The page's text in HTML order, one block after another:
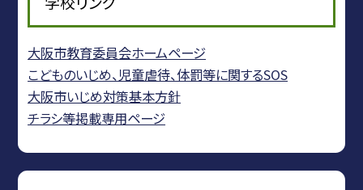
大阪市教育委員会ホームページ
こどものいじめ、児童虐待、体罰等に関するSOS
大阪市いじめ対策基本方針
チラシ等掲載専用ページ